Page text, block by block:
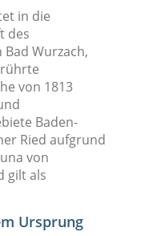
in die
des
Wurzach,
von 1813
Baden-
Ried aufgrund
von
gilt als
Ursprung